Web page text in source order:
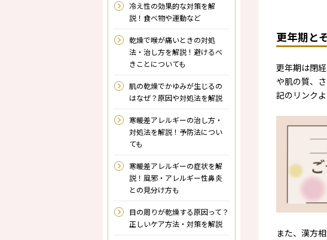
更年期と
更年期は閉
や肌の質、
記のリンク
また、漢方
冷え性の効果的な対策を解
説！食べ物や運動など
乾燥で喉が痛いときの対処
法・治し方を解説！避けるべ
きことについても
肌の乾燥でかゆみが生じるの
はなぜ？原因や対処法を解説
寒暖差アレルギーの治し方・
対処法を解説！予防法につい
ても
寒暖差アレルギーの症状を解
説！風邪・アレルギー性鼻炎
との見分け方も
目の周りが乾燥する原因って？
正しいケア方法・対策を解説